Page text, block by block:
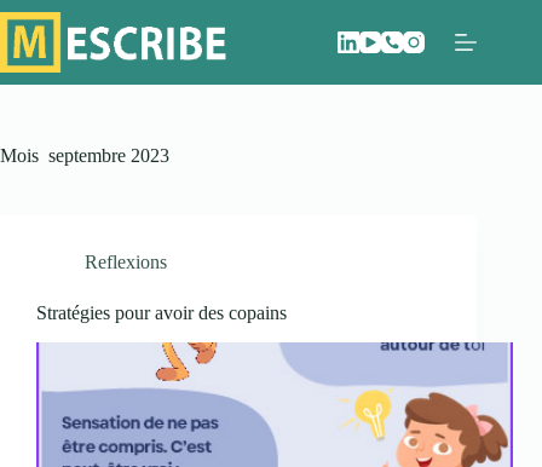
Passer
au
contenu
Mois septembre 2023
Reflexions
Stratégies pour avoir des copains